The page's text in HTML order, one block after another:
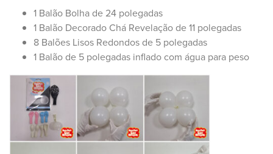
1 Balão Bolha de 24 polegadas
1 Balão Decorado Chá Revelação de 11 polegadas
8 Balões Lisos Redondos de 5 polegadas
1 Balão de 5 polegadas inflado com água para peso